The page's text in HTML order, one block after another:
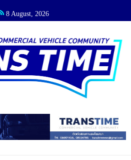
8 August, 2026